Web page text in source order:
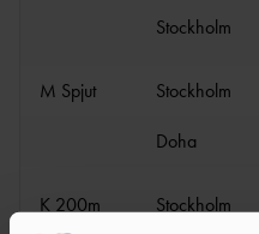
Stockholm
M Spjut Stockholm
Doha
K 200m Stockholm